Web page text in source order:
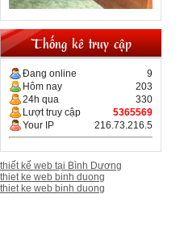
Thống kê truy cập
Đang online
9
Hôm nay
203
24h qua
330
Lượt truy cập
5365569
Your IP
216.73.216.5
thiết kế web tại Bình Dương
thiet ke web binh duong
thiet ke web binh duong